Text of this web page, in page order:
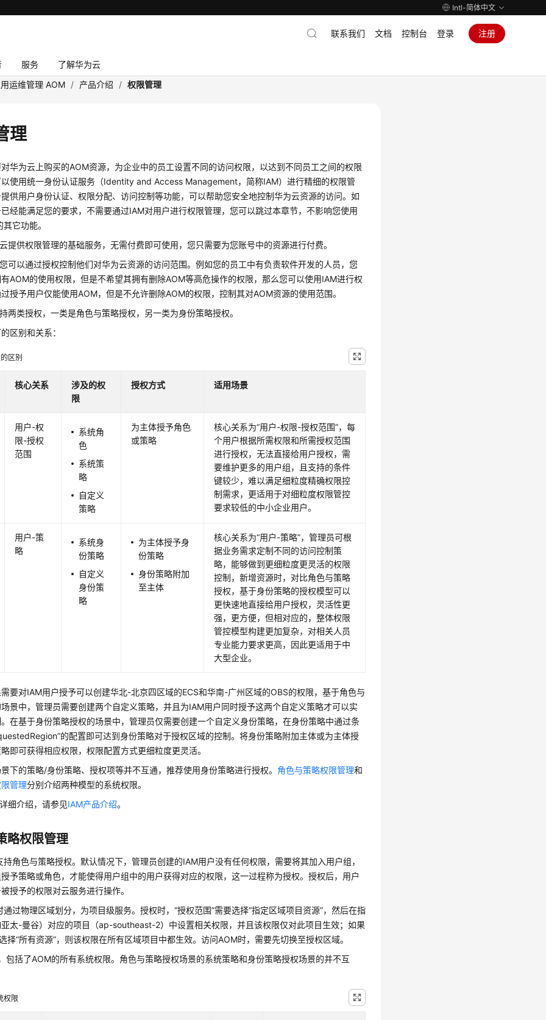
Intl-简体中文
服务 了解华为云
联系我们 文档 控制台 登录 注册
运维管理 AOM / 产品介绍 / 权限管理
理
华为云上购买的AOM资源，为企业中的员工设置不同的访问权限，以达到不同员工之间的权限
使用统一身份认证服务（Identity and Access Management，简称IAM）进行精细的权限管
供用户身份认证、权限分配、访问控制等功能，可以帮助您安全地控制华为云资源的访问。如
经能满足您的要求，不需要通过IAM对用户进行权限管理，您可以跳过本章节，不影响您使用
它功能。
提供权限管理的基础服务，无需付费即可使用，您只需要为您账号中的资源进行付费。
可以通过授权控制他们对华为云资源的访问范围。例如您的员工中有负责软件开发的人员，您
AOM的使用权限，但是不希望其拥有删除AOM等高危操作的权限，那么您可以使用IAM进行权
授予用户仅能使用AOM，但是不允许删除AOM的权限，控制其对AOM资源的使用范围。
两类授权，一类是角色与策略授权，另一类为身份策略授权。
区别和关系：
区别
核心关系
涉及的权
限
授权方式 适用场景
用户-权
限-授权
范围
系统角
色
系统策
略
自定义
策略
为主体授予角色
或策略
核心关系为“用户-权限-授权范围”，每
个用户根据所需权限和所需授权范围
进行授权，无法直接给用户授权，需
要维护更多的用户组，且支持的条件
键较少，难以满足细粒度精确权限控
制需求，更适用于对细粒度权限管控
要求较低的中小企业用户。
用户-策
略
系统身
份策略
自定义
身份策
略
为主体授予身
份策略
身份策略附加
至主体
核心关系为“用户-策略”，管理员可根
据业务需求定制不同的访问控制策
略，能够做到更细粒度更灵活的权限
控制，新增资源时，对比角色与策略
授权，基于身份策略的授权模型可以
更快速地直接给用户授权，灵活性更
强，更方便，但相对应的，整体权限
管控模型构建更加复杂，对相关人员
专业能力要求更高，因此更适用于中
大型企业。
要对IAM用户授予可以创建华北-北京四区域的ECS和华南-广州区域的OBS的权限，基于角色与
景中，管理员需要创建两个自定义策略，并且为IAM用户同时授予这两个自定义策略才可以实
在基于身份策略授权的场景中，管理员仅需要创建一个自定义身份策略，在身份策略中通过条
的配置即可达到身份策略对于授权区域的控制。将身份策略附加主体或为主体授
即可获得相应权限，权限配置方式更细粒度更灵活。
下的策略/身份策略、授权项等并不互通，推荐使用身份策略进行授权。 角色与策略权限管理和
管理分别介绍两种模型的系统权限。
细介绍，请参见IAM产品介绍。
略权限管理
持角色与策略授权。默认情况下，管理员创建的IAM用户没有任何权限，需要将其加入用户组，
予策略或角色，才能使得用户组中的用户获得对应的权限，这一过程称为授权。授权后，用户
授予的权限对云服务进行操作。
通过物理区域划分，为项目级服务。授权时，“授权范围”需要选择“指定区域项目资源”，然后在指
太-曼谷）对应的项目（ap-southeast-2）中设置相关权限，并且该权限仅对此项目生效；如果
择“所有资源”，则该权限在所有区域项目中都生效。访问AOM时，需要先切换至授权区域。
包括了AOM的所有系统权限。角色与策略授权场景的系统策略和身份策略授权场景的并不互
权限